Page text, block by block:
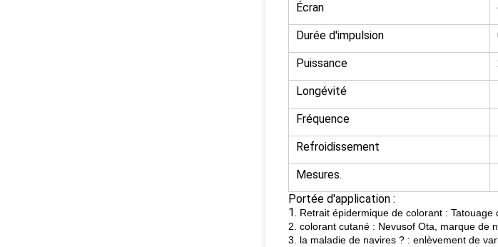
Écran
Durée d'impulsion
Puissance
Longévité
Fréquence
Refroidissement
Mesures.
Portée d'application :
1. Retrait épidermique de colorant :
2. colorant cutané : Nevusof Ota, marque de
3. la maladie de navires ? : enlèvement de